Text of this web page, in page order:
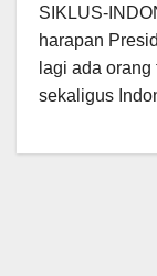
SIKLUS-
harapan
lagi ada
sekaligus